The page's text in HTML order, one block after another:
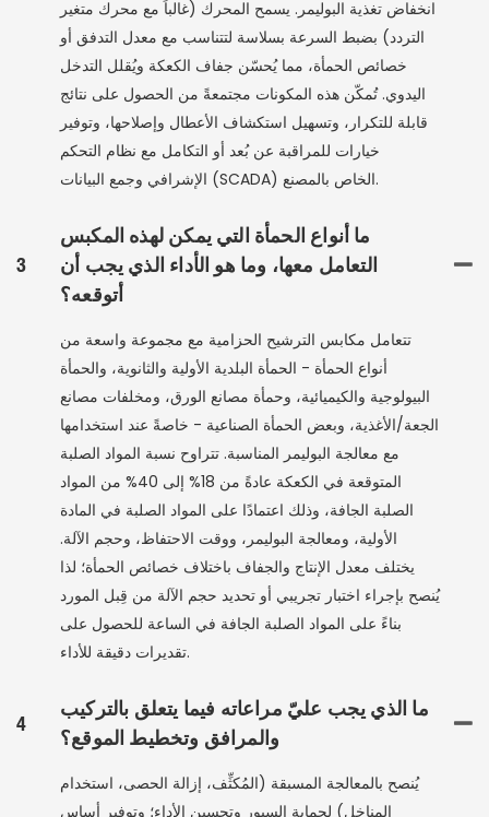
انخفاض تغذية البوليمر. يسمح المحرك (غالباً مع محرك متغير
التردد) بضبط السرعة بسلاسة لتتناسب مع معدل التدفق أو
خصائص الحمأة، مما يُحسّن جفاف الكعكة ويُقلل التدخل
اليدوي. تُمكّن هذه المكونات مجتمعةً من الحصول على نتائج
قابلة للتكرار، وتسهيل استكشاف الأعطال وإصلاحها، وتوفير
خيارات للمراقبة عن بُعد أو التكامل مع نظام التحكم
الإشرافي وجمع البيانات (SCADA) الخاص بالمصنع.
3
ما أنواع الحمأة التي يمكن لهذه المكبس
التعامل معها، وما هو الأداء الذي يجب أن
أتوقعه؟
تتعامل مكابس الترشيح الحزامية مع مجموعة واسعة من
أنواع الحمأة - الحمأة البلدية الأولية والثانوية، والحمأة
البيولوجية والكيميائية، وحمأة مصانع الورق، ومخلفات مصانع
الجعة/الأغذية، وبعض الحمأة الصناعية - خاصةً عند استخدامها
مع معالجة البوليمر المناسبة. تتراوح نسبة المواد الصلبة
المتوقعة في الكعكة عادةً من 18% إلى 40% من المواد
الصلبة الجافة، وذلك اعتمادًا على المواد الصلبة في المادة
الأولية، ومعالجة البوليمر، ووقت الاحتفاظ، وحجم الآلة.
يختلف معدل الإنتاج والجفاف باختلاف خصائص الحمأة؛ لذا
يُنصح بإجراء اختبار تجريبي أو تحديد حجم الآلة من قِبل المورد
بناءً على المواد الصلبة الجافة في الساعة للحصول على
تقديرات دقيقة للأداء.
4
ما الذي يجب عليّ مراعاته فيما يتعلق بالتركيب
والمرافق وتخطيط الموقع؟
يُنصح بالمعالجة المسبقة (المُكثِّف، إزالة الحصى، استخدام
المناخل) لحماية السيور وتحسين الأداء؛ وتوفير أساس